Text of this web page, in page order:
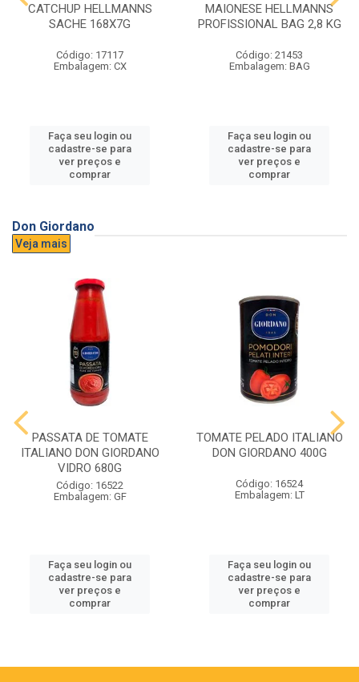
CATCHUP HELLMANNS
SACHE 168X7G
Código: 17117
Embalagem: CX
Faça seu login ou
cadastre-se para
ver preços e
comprar
MAIONESE HELLMANNS
PROFISSIONAL BAG 2,8 KG
Código: 21453
Embalagem: BAG
Faça seu login ou
cadastre-se para
ver preços e
comprar
Don Giordano
Veja mais
PASSATA DE TOMATE
ITALIANO DON GIORDANO
VIDRO 680G
Código: 16522
Embalagem: GF
Faça seu login ou
cadastre-se para
ver preços e
comprar
TOMATE PELADO ITALIANO
DON GIORDANO 400G
Código: 16524
Embalagem: LT
Faça seu login ou
cadastre-se para
ver preços e
comprar